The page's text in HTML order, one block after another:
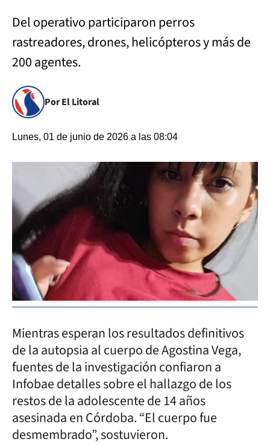
Del operativo participaron perros
rastreadores, drones, helicópteros y más de
200 agentes.
Por El Litoral
Lunes, 01 de junio de 2026 a las 08:04
Mientras esperan los resultados definitivos
de la autopsia al cuerpo de Agostina Vega,
fuentes de la investigación confiaron a
Infobae detalles sobre el hallazgo de los
restos de la adolescente de 14 años
asesinada en Córdoba. “El cuerpo fue
desmembrado”, sostuvieron.